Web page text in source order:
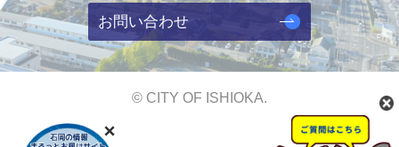
お問い合わせ
© CITY OF ISHIOKA.